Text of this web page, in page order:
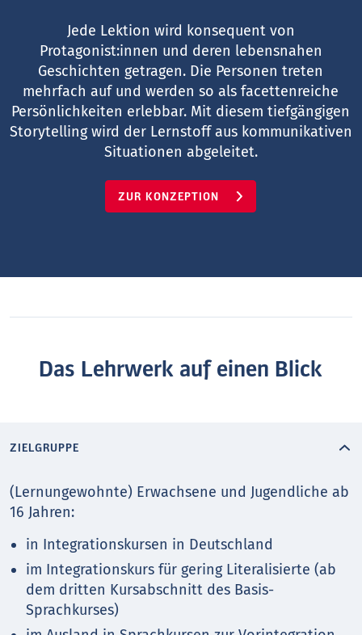
Jede Lektion wird konsequent von
Protagonist:innen und deren lebensnahen
Geschichten getragen. Die Personen treten
mehrfach auf und werden so als facettenreiche
Persönlichkeiten erlebbar. Mit diesem tiefgängigen
Storytelling wird der Lernstoff aus kommunikativen
Situationen abgeleitet.
ZUR KONZEPTION
Das Lehrwerk auf einen Blick
ZIELGRUPPE
(Lernungewohnte) Erwachsene und Jugendliche ab
16 Jahren:
in Integrationskursen in Deutschland
im Integrationskurs für gering Literalisierte (ab
dem dritten Kursabschnitt des Basis-
Sprachkurses)